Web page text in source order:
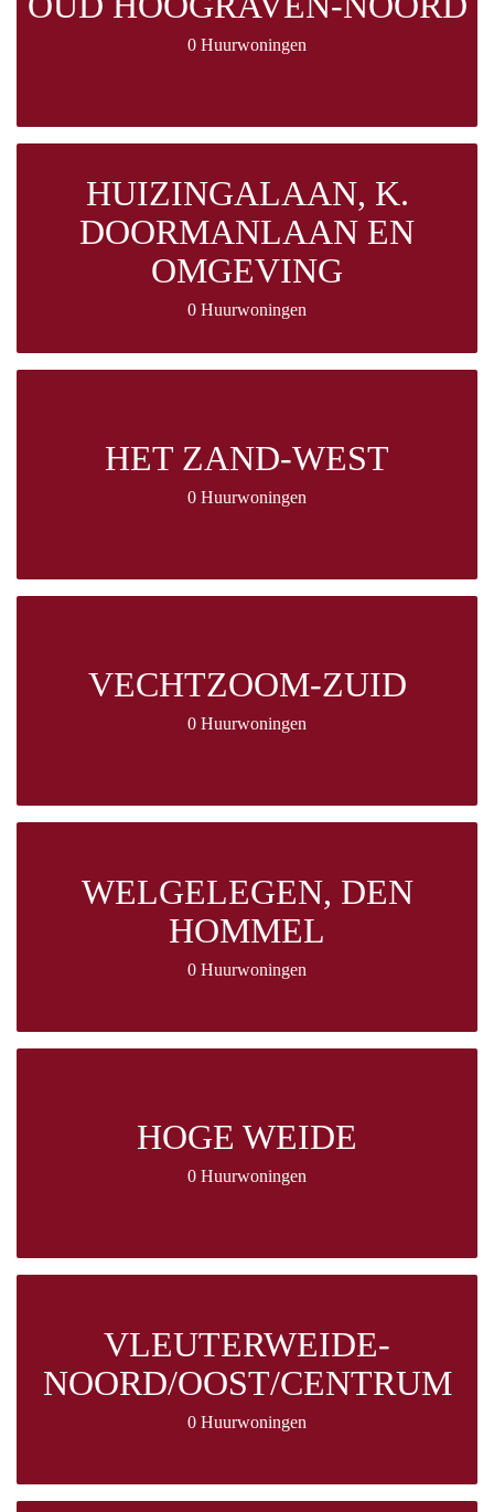
0 Huurwoningen
HUIZINGALAAN, K.
DOORMANLAAN EN
OMGEVING
0 Huurwoningen
HET ZAND-WEST
0 Huurwoningen
VECHTZOOM-ZUID
0 Huurwoningen
WELGELEGEN, DEN
HOMMEL
0 Huurwoningen
HOGE WEIDE
0 Huurwoningen
VLEUTERWEIDE-
NOORD/OOST/CENTRUM
0 Huurwoningen